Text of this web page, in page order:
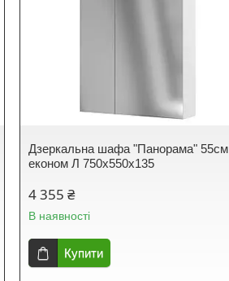
Дзеркальна шафа "Панорама" 55см
економ Л 750х550х135
4 355 ₴
В наявності
Купити